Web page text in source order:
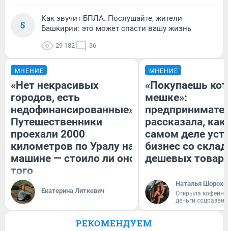
5
Как звучит БПЛА. Послушайте, жители
Башкирии: это может спасти вашу жизнь
29 182 36
МНЕНИЕ
«Нет некрасивых
городов, есть
недофинансированные».
Путешественники
проехали 2000
километров по Уралу на
машине — стоило ли оно
того
Екатерина Литкевич
МНЕНИЕ
«Покупаешь
мешке»:
рассказала, как
самом деле
бизнес со
дешевых
Наталья
Открыла
деньги
РЕКОМЕНДУЕМ